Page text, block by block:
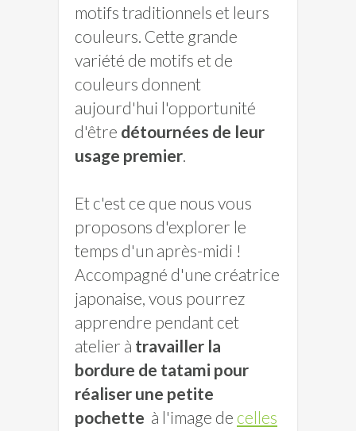
motifs traditionnels et leurs
couleurs. Cette grande
variété de motifs et de
couleurs donnent
aujourd'hui l'opportunité
d'être détournées de leur
usage premier.
Et c'est ce que nous vous
proposons d'explorer le
temps d'un après-midi !
Accompagné d'une créatrice
japonaise, vous pourrez
apprendre pendant cet
atelier à travailler la
bordure de tatami pour
réaliser une petite
pochette à l'image de celles